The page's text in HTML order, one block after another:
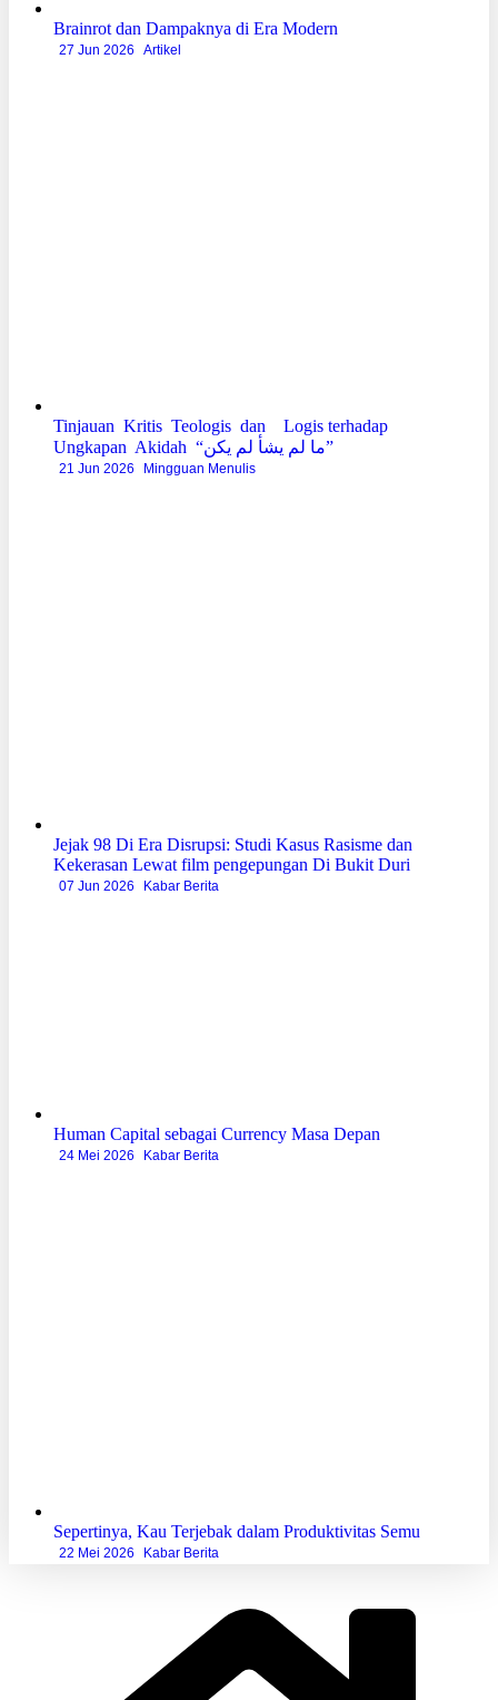
Brainrot dan Dampaknya di Era Modern
27 Jun 2026 Artikel
Tinjauan Kritis Teologis dan Logis terhadap
Ungkapan Akidah “ما لم يشأ لم يكن”
21 Jun 2026 Mingguan Menulis
Jejak 98 Di Era Disrupsi: Studi Kasus Rasisme dan
Kekerasan Lewat film pengepungan Di Bukit Duri
07 Jun 2026 Kabar Berita
Human Capital sebagai Currency Masa Depan
24 Mei 2026 Kabar Berita
Sepertinya, Kau Terjebak dalam Produktivitas Semu
22 Mei 2026 Kabar Berita